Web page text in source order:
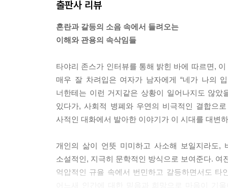
출판사 리뷰
혼란과 갈등의 소음 속에서 들려오는
이해와 관용의 속삭임들
타야리 존스가 인터뷰를 통해 밝힌 바에 따르면,
매우 잘 차려입은 여자가 남자에게 “네가 나의
너한테는 이런 거지같은 상황이 일어나지도 않
있다가, 사회적 병폐와 우연의 비극적인 결합으
사적인 대화에서 발아한 이야기가 이 시대를 대변
개인의 삶이 언뜻 미미하고 사소해 보일지라도
소설적인, 지극히 문학적인 방식으로 보여준다.
억압적인 규율 속에서 번민하고 갈등하면서도